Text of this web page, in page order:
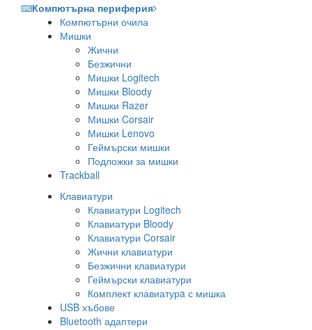
Компютърна периферия
Компютърни очила
Мишки
Жични
Безжични
Мишки Logitech
Мишки Bloody
Мишки Razer
Мишки Corsair
Мишки Lenovo
Геймърски мишки
Подложки за мишки
Trackball
Клавиатури
Клавиатури Logitech
Клавиатури Bloody
Клавиатури Corsair
Жични клавиатури
Безжични клавиатури
Геймърски клавиатури
Комплект клавиатурa с мишка
USB хъбове
Bluetooth адаптери